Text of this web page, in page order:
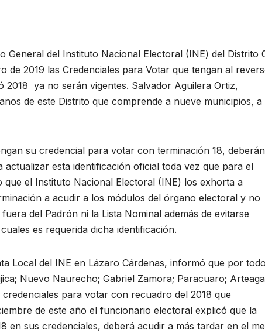
General del Instituto Nacional Electoral (INE) del Distrito
de 2019 las Credenciales para Votar que tengan al
ya no serán vigentes. Salvador Aguilera Ortiz,
de este Distrito que comprende a nueve municipios, a
su credencial para votar con terminación 18, deberán
esta identificación oficial toda vez que para el
el Instituto Nacional Electoral (INE) los exhorta a
a acudir a los módulos del órgano electoral y no
del Padrón ni la Lista Nominal además de evitarse
es requerida dicha identificación.
Local del INE en Lázaro Cárdenas, informó que por
Nuevo Naurecho; Gabriel Zamora; Paracuaro;
para votar con recuadro del 2018 que
de este año el funcionario electoral explicó que la
en sus credenciales, deberá acudir a más tardar en el